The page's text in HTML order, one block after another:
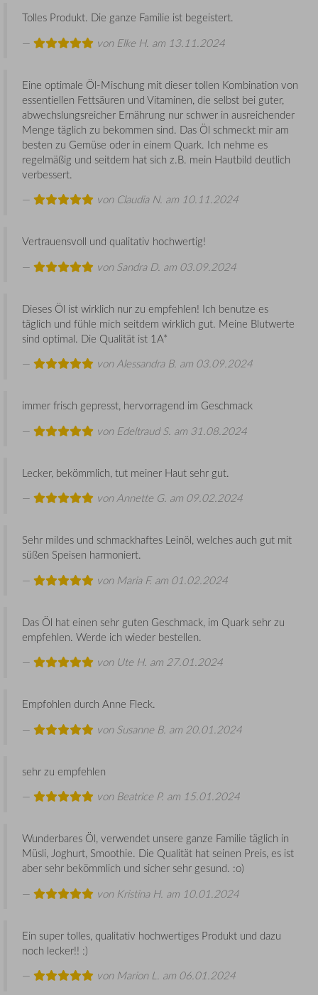
Tolles Produkt. Die ganze Familie ist begeistert.
von Elke H. am 13.11.2024
Eine optimale Öl-Mischung mit dieser tollen Kombination von
essentiellen Fettsäuren und Vitaminen, die selbst bei guter,
abwechslungsreicher Ernährung nur schwer in ausreichender
Menge täglich zu bekommen sind. Das Öl schmeckt mir am
besten zu Gemüse oder in einem Quark. Ich nehme es
regelmäßig und seitdem hat sich z.B. mein Hautbild deutlich
verbessert.
von Claudia N. am 10.11.2024
Vertrauensvoll und qualitativ hochwertig!
von Sandra D. am 03.09.2024
Dieses Öl ist wirklich nur zu empfehlen! Ich benutze es
täglich und fühle mich seitdem wirklich gut. Meine Blutwerte
sind optimal. Die Qualität ist 1A*
vonAlessandra B. am 03.09.2024
immer frisch gepresst, hervorragend im Geschmack
von Edeltraud S. am 31.08.2024
Lecker, bekömmlich, tut meiner Haut sehr gut.
vonAnnette G. am 09.02.2024
Sehr mildes und schmackhaftes Leinöl, welches auch gut mit
süßen Speisen harmoniert.
von Maria F.am 01.02.2024
Das Öl hat einen sehr guten Geschmack, im Quark sehr zu
empfehlen. Werde ich wieder bestellen.
von Ute H. am 27.01.2024
Empfohlen durch Anne Fleck.
von Susanne B. am 20.01.2024
sehr zu empfehlen
von Beatrice P. am 15.01.2024
Wunderbares Öl, verwendet unsere ganze Familie täglich in
Müsli, Joghurt, Smoothie. Die Qualität hat seinen Preis, es ist
aber sehr bekömmlich und sicher sehr gesund. :o)
von Kristina H. am 10.01.2024
Ein super tolles, qualitativ hochwertiges Produkt und dazu
noch lecker!! :)
von Marion L. am 06.01.2024